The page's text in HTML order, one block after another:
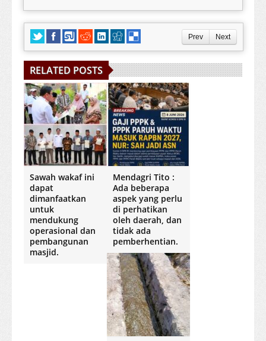
Prev Next
RELATED POSTS
Sawah wakaf ini
dapat
dimanfaatkan
untuk
mendukung
operasional dan
pembangunan
masjid.
Mendagri Tito :
Ada beberapa
aspek yang perlu
di perhatikan
oleh daerah, dan
tidak ada
pemberhentian.